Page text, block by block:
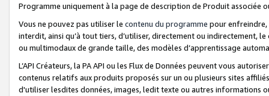
Programme uniquement à la page de description de Produit associée
Vous ne pouvez pas utiliser le contenu du programme pour
interdit, ainsi qu’à tout tiers, d’utiliser, directement ou indirectement,
ou multimodaux de grande taille, des modèles d’apprentissage
L’API Créateurs, la PA API ou les Flux de Données peuvent vous
contenus relatifs aux produits proposés sur un ou plusieurs sites
d'utiliser lesdites données, images, ledit texte ou autres informations